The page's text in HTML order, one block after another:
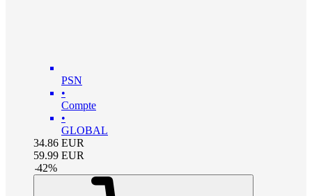
PSN
•
Compte
•
GLOBAL
34.86 EUR
59.99 EUR
-42%